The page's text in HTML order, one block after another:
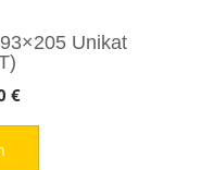
Unikat
€Aktueller
Preis